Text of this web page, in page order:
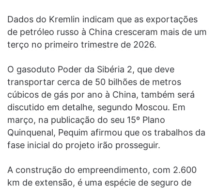
Dados do Kremlin indicam que as exportações
de petróleo russo à China cresceram mais de um
terço no primeiro trimestre de 2026.
O gasoduto Poder da Sibéria 2, que deve
transportar cerca de 50 bilhões de metros
cúbicos de gás por ano à China, também será
discutido em detalhe, segundo Moscou. Em
março, na publicação do seu 15º Plano
Quinquenal, Pequim afirmou que os trabalhos da
fase inicial do projeto irão prosseguir.
A construção do empreendimento, com 2.600
km de extensão, é uma espécie de seguro de